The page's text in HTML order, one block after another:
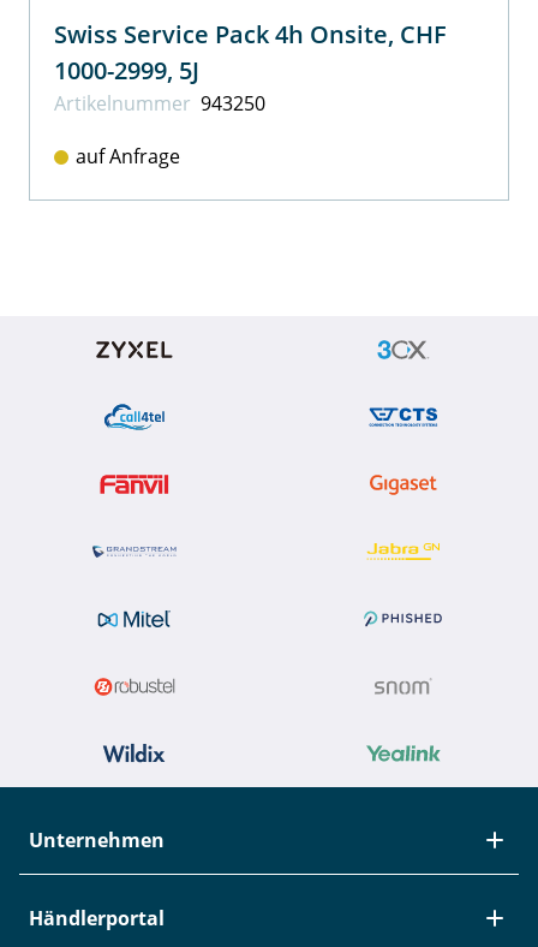
Swiss Service Pack 4h Onsite, CHF
1000-2999, 5J
Artikel­nummer 943250
auf Anfrage
Unternehmen
Über Studerus
Händlerportal